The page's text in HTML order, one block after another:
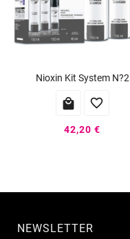
Nioxin Kit System N?2
 
42,20 €
NEWSLETTER